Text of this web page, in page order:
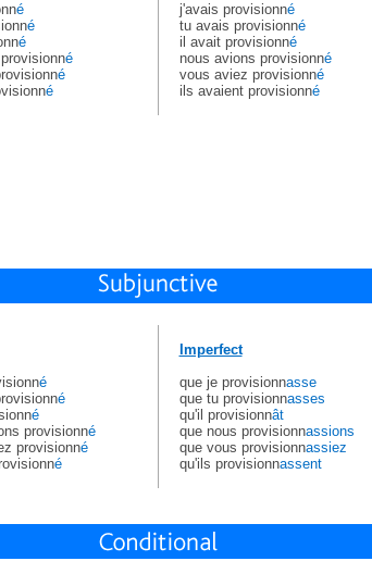
é
é
é
é
é
é
j'avais provisionné
tu avais provisionné
il avait provisionné
nous avions provisionné
vous aviez provisionné
ils avaient provisionné
é
é
é
provisionné
provisionné
é
Imperfect
que je provisionnasse
que tu provisionnasses
qu'il provisionnât
que nous provisionnassions
que vous provisionnassiez
qu'ils provisionnassent